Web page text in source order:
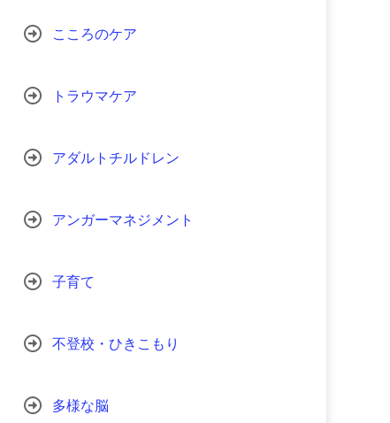
こころのケア
トラウマケア
アダルトチルドレン
アンガーマネジメント
子育て
不登校・ひきこもり
多様な脳